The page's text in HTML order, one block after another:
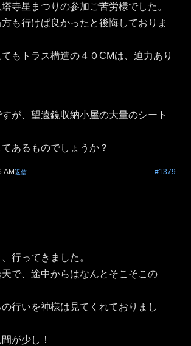
寺星まつりの参加ご苦労様でした。
も行けば良かったと後悔しておりま
もトラス構造の４０CMは、迫力あり
が、望遠鏡収納小屋の大量のシート
あるものでしょうか？
AM #1379
返信
行ってきました。
で、途中からはなんとそこそこの
行いを神様は見てくれておりまし
が少し！